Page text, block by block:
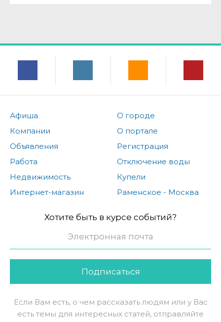
Афиша
Компании
Объявления
Работа
Недвижимость
Интернет-магазин
О городе
О портале
Регистрация
Отключение воды
Купели
Раменское - Москва
Хотите быть в курсе событий?
Подписаться
Если Вам есть, о чем рассказать людям или у Вас
есть темы для интересных статей, отправляйте